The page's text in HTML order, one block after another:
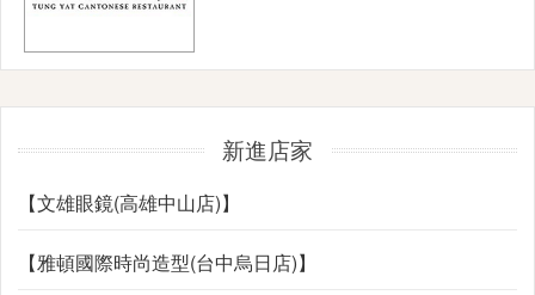
新進店家
【文雄眼鏡(高雄中山店)】
【雅頓國際時尚造型(台中烏日店)】